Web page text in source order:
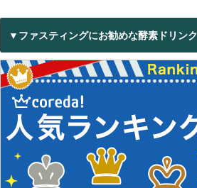
▼ファスティングにお勧めな酵素ドリンク